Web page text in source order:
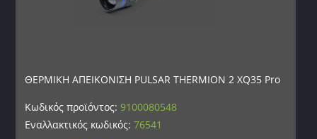
ΘΕΡΜΙΚΗ ΑΠΕΙΚΟΝΙΣΗ PULSAR THERMION 2 XQ35 Pro
Κωδικός προϊόντος:9100080548
Εναλλακτικός κωδικός:76541